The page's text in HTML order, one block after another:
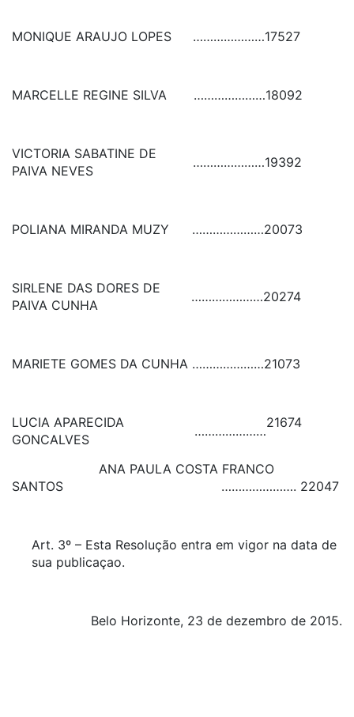
MONIQUE ARAUJO LOPES …………………17527
MARCELLE REGINE SILVA …………………18092
VICTORIA SABATINE DE
PAIVA NEVES
…………………19392
POLIANA MIRANDA MUZY …………………20073
SIRLENE DAS DORES DE
PAIVA CUNHA
…………………20274
MARIETE GOMES DA CUNHA …………………21073
LUCIA APARECIDA
GONCALVES
…………………
21674
ANA PAULA COSTA FRANCO
SANTOS …………………. 22047
Art. 3º – Esta Resolução entra em vigor na data de
sua publicaçao.
Belo Horizonte, 23 de dezembro de 2015.